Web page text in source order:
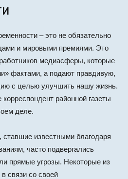
– это не обязательно
и мировыми премиями. Это
медиасферы, которые
фактами, а подают правдивую,
с целью улучшить нашу жизнь.
районной газеты
деле.
известными благодаря
часто подвергались
прямые угрозы. Некоторые из
в связи со своей